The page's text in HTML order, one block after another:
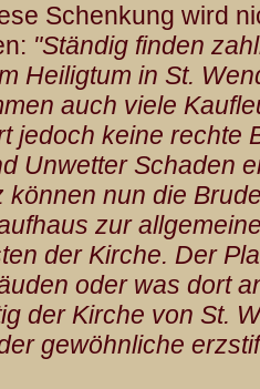
Schenkung wird
"Ständig finden
Heiligtum in St.
auch viele
jedoch keine rechte
Unwetter Schaden
können nun die
zur
der Kirche. Der
oder was dort
der Kirche von St.
gewöhnliche